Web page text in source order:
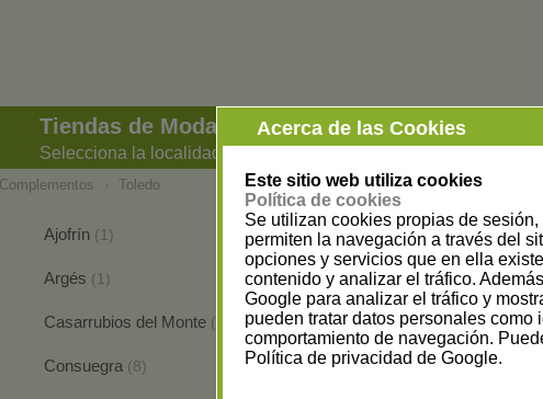
Tiendas de Moda y Complementos en Toledo
Selecciona la localidad
Acerca de las Cookies
Este sitio web utiliza cookies
Política de cookies
Se utilizan cookies propias de
permiten la navegación a través del
opciones y servicios que en ella
contenido y analizar el tráfico.
Google para analizar el tráfico y
pueden tratar datos personales
comportamiento de navegación.
Política de privacidad de Google.
Toledo
Ajofrín (1) Alameda de la Sagra
Argés (1) Burujón(1)
Casarrubios del Monte (1) Cazalegas(2)
Consuegra (8) Escalonilla(1)